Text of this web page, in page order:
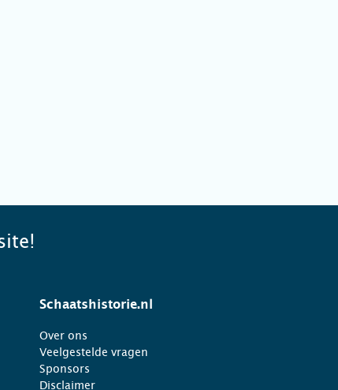
Schaatshistorie.nl
Over ons
Veelgestelde vragen
Sponsors
Disclaimer